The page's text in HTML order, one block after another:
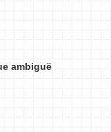
ambiguë